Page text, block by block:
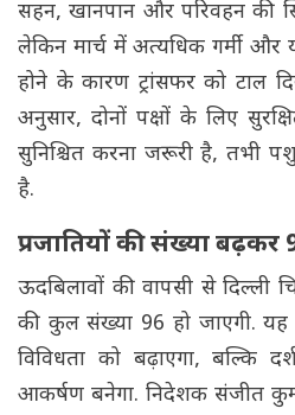
सहन, खानपान और परिवहन की
लेकिन मार्च में अत्यधिक गर्मी और
होने के कारण ट्रांसफर को टाल
अनुसार, दोनों पक्षों के लिए
सुनिश्चित करना जरूरी है, तभी
है.
प्रजातियों की संख्या बढ़कर
ऊदबिलावों की वापसी से दिल्ली
की कुल संख्या 96 हो जाएगी.
विविधता को बढ़ाएगा, बल्कि
आकर्षण बनेगा. निदेशक संजीत